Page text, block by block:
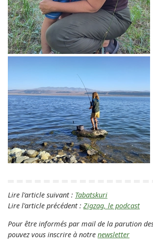
Lire l'article suivant : Tabatskuri
Lire l'article précédent : Zigzag, le podcast
Pour être informés par mail de la parution
pouvez vous inscrire à notre newsletter